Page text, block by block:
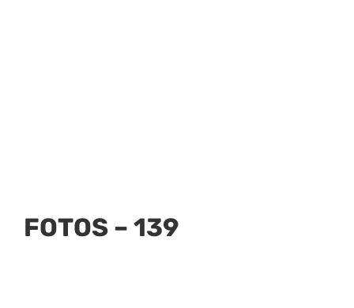
FOTOS – 139